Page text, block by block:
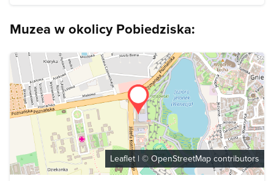
Muzea w okolicy Pobiedziska:
Leaflet | © OpenStreetMap contributors